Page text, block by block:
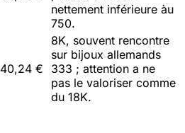
nettement inférieure àu
750.
40,24 €
8K, souvent rencontre
sur bijoux allemands
333 ; attention a ne
pas le valoriser comme
du 18K.